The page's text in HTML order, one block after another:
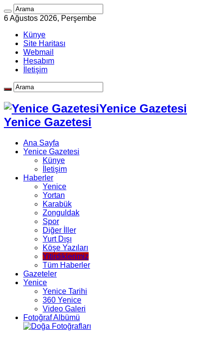
6 Ağustos 2026, Perşembe
Künye
Site Haritası
Webmail
Hesabım
İletişim
Yenice Gazetesi
Yenice Gazetesi
Ana Sayfa
Yenice Gazetesi
Künye
İletişim
Haberler
Yenice
Yortan
Karabük
Zonguldak
Spor
Diğer İller
Yurt Dışı
Köşe Yazıları
Yitirdiklerimiz
Tüm Haberler
Gazeteler
Yenice
Yenice Tarihi
360 Yenice
Video Galeri
Fotoğraf Albümü